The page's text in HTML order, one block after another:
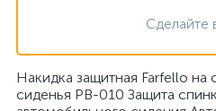
Сделайте
Накидка защитная Farfello на
сиденья PB-010 Защита